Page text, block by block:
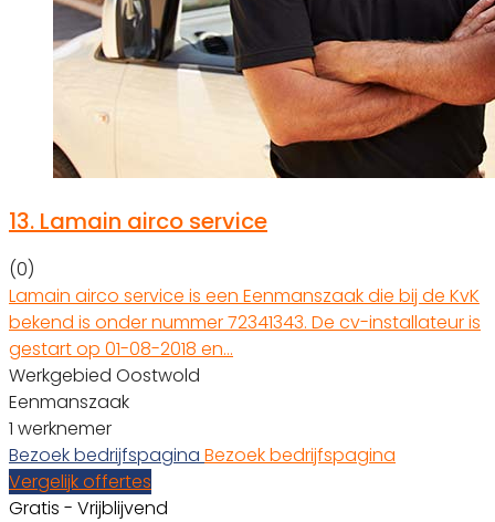
13. Lamain airco service
(0)
Lamain airco service is een Eenmanszaak die bij de KvK
bekend is onder nummer 72341343. De cv-installateur is
gestart op 01-08-2018 en…
Werkgebied Oostwold
Eenmanszaak
1 werknemer
Bezoek bedrijfspagina Bezoek bedrijfspagina
Vergelijk offertes
Gratis - Vrijblijvend